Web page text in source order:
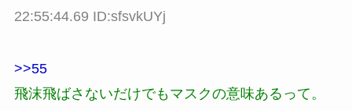
22:55:44.69 ID:sfsvkUYj
>>55
飛沫飛ばさないだけでもマスクの意味あるって。